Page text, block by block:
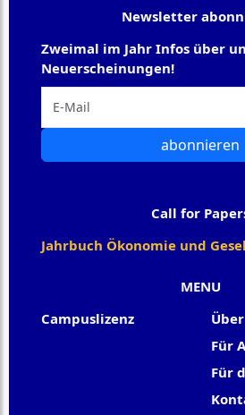
MENU
Campuslizenz
Für
Für
Newsletter
Zweimal im Jahr Infos über
Neuerscheinungen!
abonnieren
Call for
Jahrbuch Ökonomie und